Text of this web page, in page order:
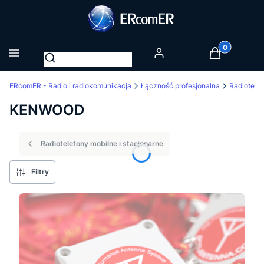
Otwórz wyszukiwarkę Produkty w
ERcomER - Radio i radiokomunikacja Łączność profesjonalna
KENWOOD
Radiotelefony mobilne i stacjonarne
Filtry